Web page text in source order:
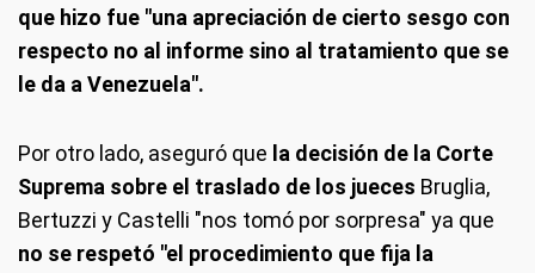
que hizo fue "una apreciación de cierto sesgo con
respecto no al informe sino al tratamiento que se
le da a Venezuela".
Por otro lado, aseguró que la decisión de la Corte
Suprema sobre el traslado de los jueces Bruglia,
Bertuzzi y Castelli "nos tomó por sorpresa" ya que
no se respetó "el procedimiento que fija la